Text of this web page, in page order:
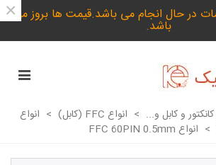
در حال انجام می باشد.قیمت ها بروز می
باشد.
×
و کابل و... > انواع FFC (کابل) > انواع
> انواع FFC 60PIN 0.5mm